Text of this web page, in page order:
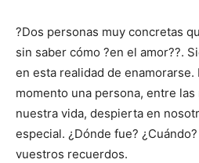
?Dos per­sonas muy con­cretas
sin saber cómo ?en el amor??.
en esta realidad de enamo­rarse.
momento una persona, entre
nuestra vida, despierta en
especial. ¿Dónde fue?
vuestros recuerdos.